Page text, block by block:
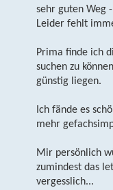
sehr guten Weg
Leider fehlt
Prima finde ich
suchen zu
günstig liegen.
Ich fände es
mehr
Mir persönlich
zumindest das
vergesslich...